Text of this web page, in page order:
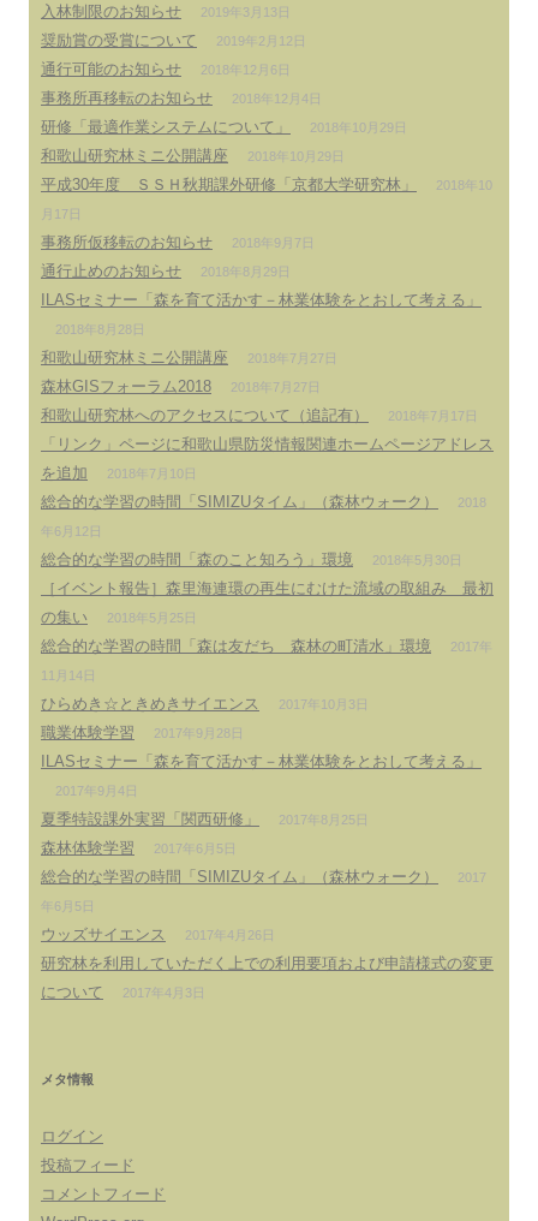
入林制限のお知らせ 2019年3月13日
奨励賞の受賞について 2019年2月12日
通行可能のお知らせ 2018年12月6日
事務所再移転のお知らせ 2018年12月4日
研修「最適作業システムについて」 2018年10月29日
和歌山研究林ミニ公開講座 2018年10月29日
平成30年度 ＳＳＨ秋期課外研修「京都大学研究林」
2018年10
月17日
事務所仮移転のお知らせ 2018年9月7日
通行止めのお知らせ 2018年8月29日
ILASセミナー「森を育て活かす－林業体験をとおして考える」
2018年8月28日
和歌山研究林ミニ公開講座 2018年7月27日
森林GISフォーラム2018 2018年7月27日
和歌山研究林へのアクセスについて（追記有） 2018年7月17日
「リンク」ページに和歌山県防災情報関連ホームページアドレス
を追加
2018年7月10日
総合的な学習の時間「SIMIZUタイム」（森林ウォーク）
2018
年6月12日
総合的な学習の時間「森のこと知ろう」環境 2018年5月30日
［イベント報告］森里海連環の再生にむけた流域の取組み 最初
の集い
2018年5月25日
総合的な学習の時間「森は友だち 森林の町清水」環境
2017年
11月14日
ひらめき☆ときめきサイエンス 2017年10月3日
職業体験学習 2017年9月28日
ILASセミナー「森を育て活かす－林業体験をとおして考える」
2017年9月4日
夏季特設課外実習「関西研修」 2017年8月25日
森林体験学習 2017年6月5日
総合的な学習の時間「SIMIZUタイム」（森林ウォーク）
2017
年6月5日
ウッズサイエンス 2017年4月26日
研究林を利用していただく上での利用要項および申請様式の変更
について
2017年4月3日
メタ情報
ログイン
投稿フィード
コメントフィード